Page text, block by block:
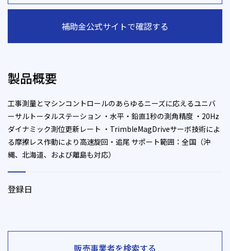
補助金公式サイトで確認する
製品概要
工事測量とマシンコントロールのあらゆるニーズに応えるユニバ
ーサルトータルステーション ・水平・鉛直1秒の測角精度 ・20Hz
ダイナミック測位更新レート ・TrimbleMagDriveサーボ技術によ
る摩擦レス作動により高速旋回・追尾 サポート範囲：全国（沖
縄、北海道、および離島も対応）
登録日
販売事業者を検索する